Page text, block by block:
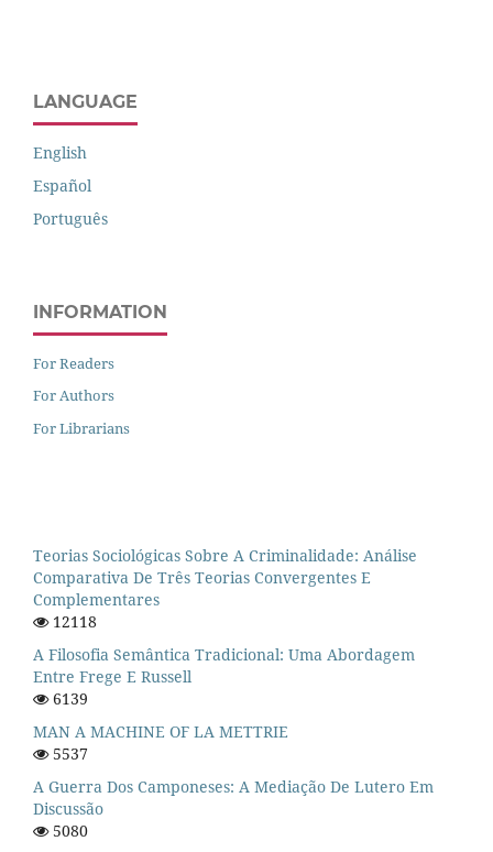
LANGUAGE
English
Español
Português
INFORMATION
For Readers
For Authors
For Librarians
Teorias Sociológicas Sobre A Criminalidade: Análise
Comparativa De Três Teorias Convergentes E
Complementares
12118
A Filosofia Semântica Tradicional: Uma Abordagem
Entre Frege E Russell
6139
MAN A MACHINE OF LA METTRIE
5537
A Guerra Dos Camponeses: A Mediação De Lutero Em
Discussão
5080